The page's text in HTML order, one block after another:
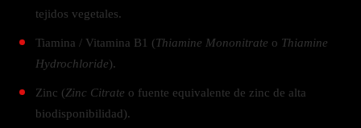
tejidos vegetales.
Tiamina / Vitamina B1 (Thiamine Mononitrate o Thiamine
Hydrochloride).
Zinc (Zinc Citrate o fuente equivalente de zinc de alta
biodisponibilidad).